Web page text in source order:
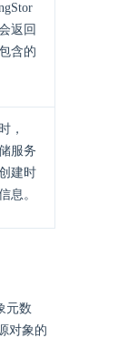
返回
含的
，
服务
建时
息。
元数
对象的